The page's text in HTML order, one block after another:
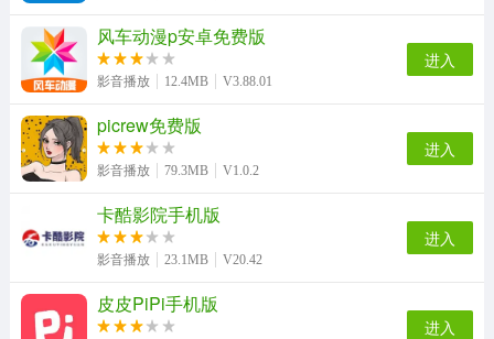
灵狐影视安卓版
风车动漫p安卓免费版
影音播放 12.4MB V3.88.01
进入
picrew免费版
影音播放 79.3MB V1.0.2
进入
卡酷影院手机版
影音播放 23.1MB V20.42
进入
皮皮PiPi手机版
进入